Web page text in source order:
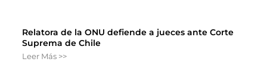
Relatora de la ONU defiende a jueces ante Corte
Suprema de Chile
Leer Más >>